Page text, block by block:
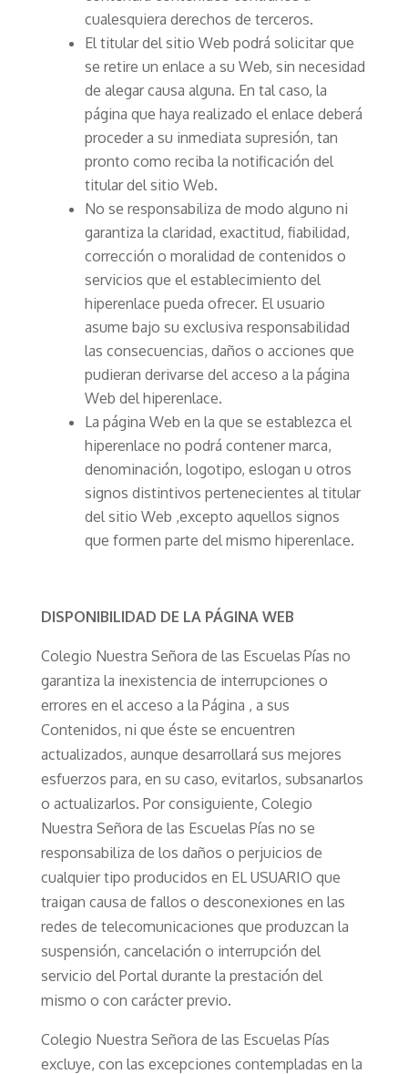
cualesquiera derechos de terceros.
El titular del sitio Web podrá solicitar que
se retire un enlace a su Web, sin necesidad
de alegar causa alguna. En tal caso, la
página que haya realizado el enlace deberá
proceder a su inmediata supresión, tan
pronto como reciba la notificación del
titular del sitio Web.
No se responsabiliza de modo alguno ni
garantiza la claridad, exactitud, fiabilidad,
corrección o moralidad de contenidos o
servicios que el establecimiento del
hiperenlace pueda ofrecer. El usuario
asume bajo su exclusiva responsabilidad
las consecuencias, daños o acciones que
pudieran derivarse del acceso a la página
Web del hiperenlace.
La página Web en la que se establezca el
hiperenlace no podrá contener marca,
denominación, logotipo, eslogan u otros
signos distintivos pertenecientes al titular
del sitio Web ,excepto aquellos signos
que formen parte del mismo hiperenlace.
DISPONIBILIDAD DE LA PÁGINA WEB
Colegio Nuestra Señora de las Escuelas Pías no
garantiza la inexistencia de interrupciones o
errores en el acceso a la Página , a sus
Contenidos, ni que éste se encuentren
actualizados, aunque desarrollará sus mejores
esfuerzos para, en su caso, evitarlos, subsanarlos
o actualizarlos. Por consiguiente, Colegio
Nuestra Señora de las Escuelas Pías no se
responsabiliza de los daños o perjuicios de
cualquier tipo producidos en EL USUARIO que
traigan causa de fallos o desconexiones en las
redes de telecomunicaciones que produzcan la
suspensión, cancelación o interrupción del
servicio del Portal durante la prestación del
mismo o con carácter previo.
Colegio Nuestra Señora de las Escuelas Pías
excluye, con las excepciones contempladas en la